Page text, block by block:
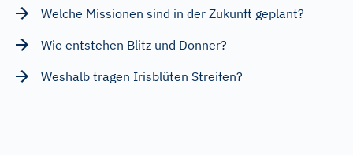
Welche Missionen sind in der Zukunft geplant?
Wie entstehen Blitz und Donner?
Weshalb tragen Irisblüten Streifen?